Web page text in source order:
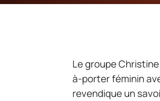
Le groupe
à-porter féminin
revendique un